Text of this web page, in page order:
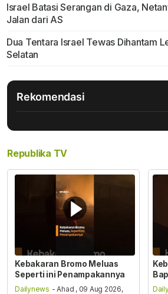
Israel Batasi Serangan di Gaza,
Jalan dari AS
Dua Tentara Israel Tewas Dihantam
Selatan
Rekomendasi
Republika TV
Kebakaran Bromo Meluas
Seperti ini Penampakannya
Dailynews - Ahad , 09 Aug 2026,